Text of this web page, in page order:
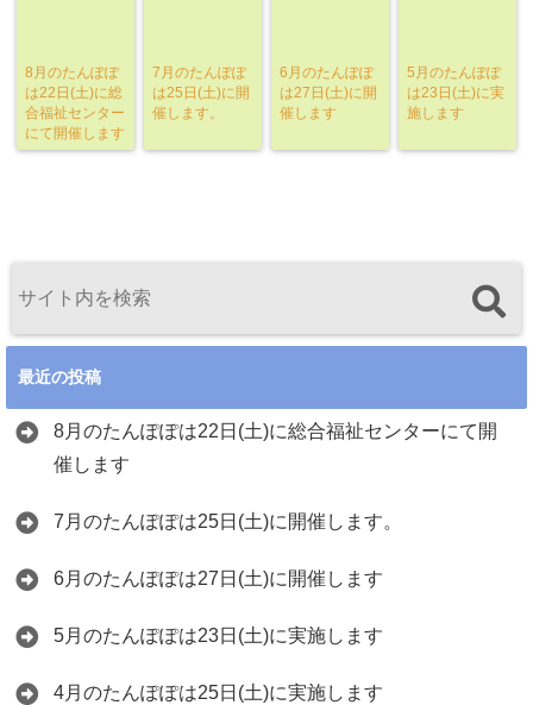
8月のたんぽぽ
は22日(土)に総
合福祉センター
にて開催します
7月のたんぽぽ
は25日(土)に開
催します。
6月のたんぽぽ
は27日(土)に開
催します
5月のたんぽぽ
は23日(土)に実
施します
最近の投稿
8月のたんぽぽは22日(土)に総合福祉センターにて開
催します
7月のたんぽぽは25日(土)に開催します。
6月のたんぽぽは27日(土)に開催します
5月のたんぽぽは23日(土)に実施します
4月のたんぽぽは25日(土)に実施します